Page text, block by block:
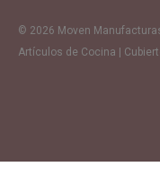
© 2026 Moven
Artículos de Cocina |